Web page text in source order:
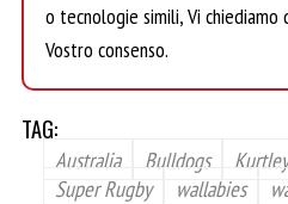
o tecnologie simili, Vi
Vostro consenso.
TAG:
Australia Bulldogs
Super Rugby
wallabies